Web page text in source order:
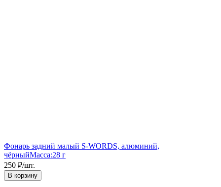
Фонарь задний малый S-WORDS, алюминий,
чёрныйМасса:28 г
250 ₽/шт.
В корзину